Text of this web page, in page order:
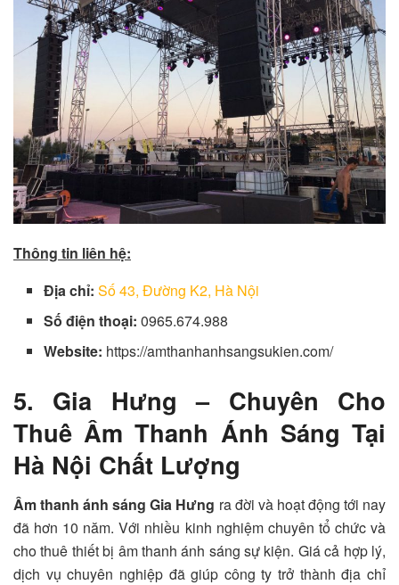
Thông tin liên hệ:
Địa chỉ: Số 43, Đường K2, Hà Nội
Số điện thoại: 0965.674.988
Website: https://amthanhanhsangsukien.com/
5. Gia Hưng – Chuyên Cho
Thuê Âm Thanh Ánh Sáng Tại
Hà Nội Chất Lượng
Âm thanh ánh sáng Gia Hưng ra đời và hoạt động tới nay
đã hơn 10 năm. Với nhiều kinh nghiệm chuyên tổ chức và
cho thuê thiết bị âm thanh ánh sáng sự kiện. Giá cả hợp lý,
dịch vụ chuyên nghiệp đã giúp công ty trở thành địa chỉ